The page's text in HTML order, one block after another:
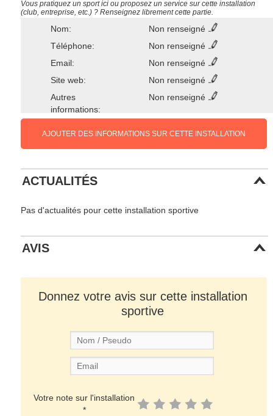
Vous pratiquez un sport ici ou proposez un service sur cette installation
(club, entreprise, etc.) ? Renseignez librement cette partie.
Nom:
Non renseigné
Téléphone:
Non renseigné
Email:
Non renseigné
Site web:
Non renseigné
Autres
informations:
Non renseigné
AJOUTER DES INFORMATIONS SUR CETTE INSTALLATION
ACTUALITÉS
Pas d'actualités pour cette installation sportive
AVIS
Donnez votre avis sur cette installation
sportive
Votre note sur l'installation
*